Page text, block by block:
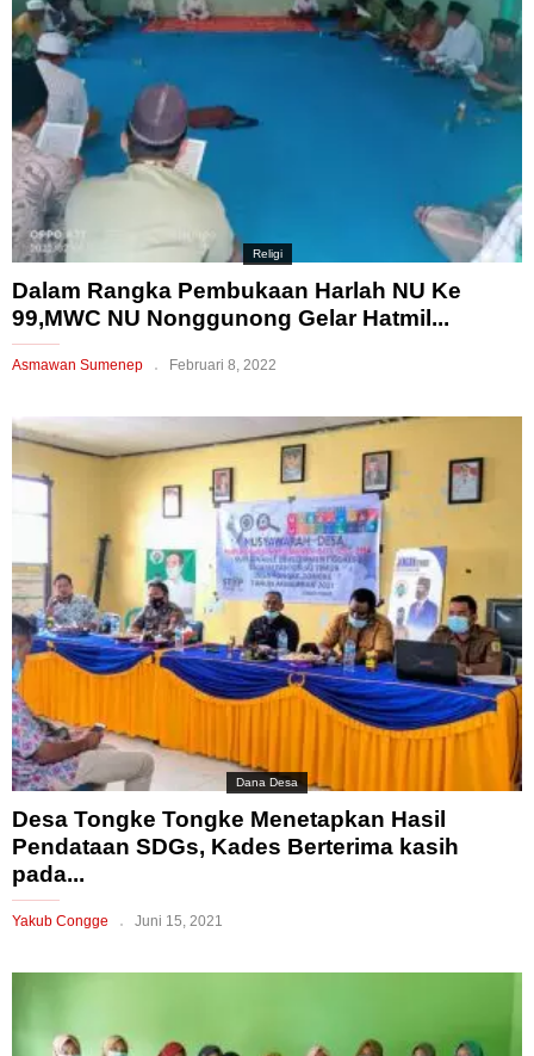
Religi
Dalam Rangka Pembukaan Harlah NU Ke
99,MWC NU Nonggunong Gelar Hatmil...
Asmawan Sumenep Februari 8, 2022
Dana Desa
Desa Tongke Tongke Menetapkan Hasil
Pendataan SDGs, Kades Berterima kasih
pada...
Yakub Congge Juni 15, 2021